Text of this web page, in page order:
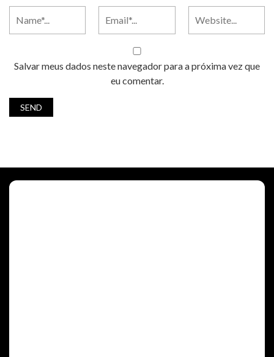
Salvar meus dados neste navegador para a próxima vez que
eu comentar.